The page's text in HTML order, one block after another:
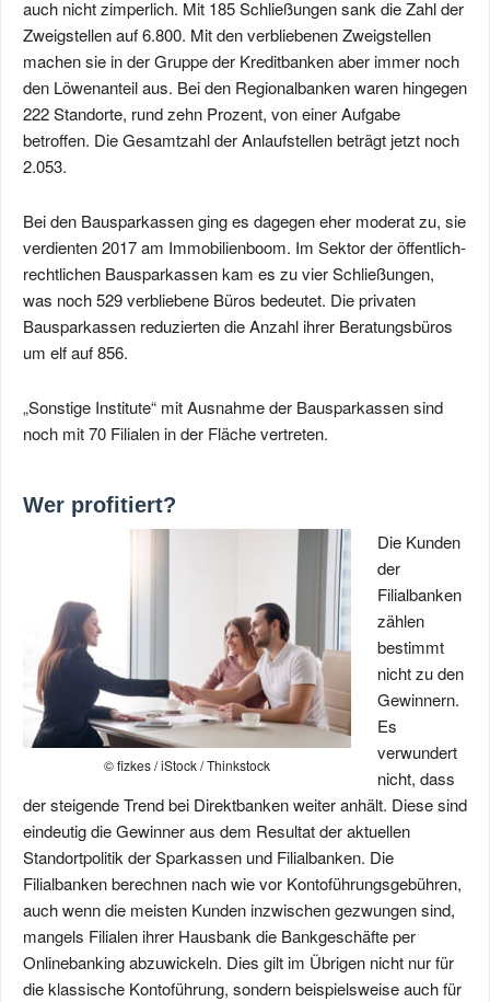
auch nicht zimperlich. Mit 185 Schließungen sank die Zahl der
Zweigstellen auf 6.800. Mit den verbliebenen Zweigstellen
machen sie in der Gruppe der Kreditbanken aber immer noch
den Löwenanteil aus. Bei den Regionalbanken waren hingegen
222 Standorte, rund zehn Prozent, von einer Aufgabe
betroffen. Die Gesamtzahl der Anlaufstellen beträgt jetzt noch
2.053.
Bei den Bausparkassen ging es dagegen eher moderat zu, sie
verdienten 2017 am Immobilienboom. Im Sektor der öffentlich-
rechtlichen Bausparkassen kam es zu vier Schließungen,
was noch 529 verbliebene Büros bedeutet. Die privaten
Bausparkassen reduzierten die Anzahl ihrer Beratungsbüros
um elf auf 856.
„Sonstige Institute“ mit Ausnahme der Bausparkassen sind
noch mit 70 Filialen in der Fläche vertreten.
Wer profitiert?
© fizkes / iStock / Thinkstock
Die Kunden
der
Filialbanken
zählen
bestimmt
nicht zu den
Gewinnern.
Es
verwundert
nicht, dass
der steigende Trend bei Direktbanken weiter anhält. Diese sind
eindeutig die Gewinner aus dem Resultat der aktuellen
Standortpolitik der Sparkassen und Filialbanken. Die
Filialbanken berechnen nach wie vor Kontoführungsgebühren,
auch wenn die meisten Kunden inzwischen gezwungen sind,
mangels Filialen ihrer Hausbank die Bankgeschäfte per
Onlinebanking abzuwickeln. Dies gilt im Übrigen nicht nur für
die klassische Kontoführung, sondern beispielsweise auch für